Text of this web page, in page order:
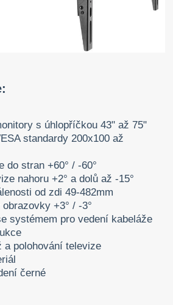
s úhlopříčkou 43" až 75"
standardy 200x100 až
do stran +60° / -60°
nahoru +2° a dolů až -15°
od zdi 49-482mm
+3° / -3°
systémem pro vedení kabeláže
a polohování televize
černé